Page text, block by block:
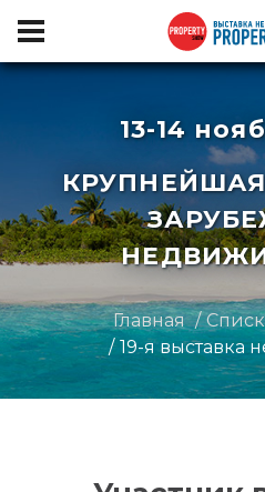
13-14
Главная
19-я выставка